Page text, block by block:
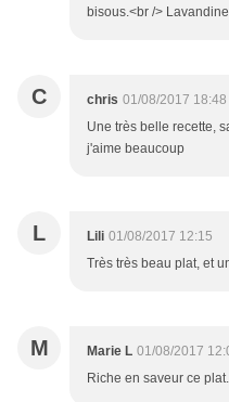
bisous.<br /> Lavandine
C chris 01/08/2017 18:48
Une très belle recette,
j'aime beaucoup
L Lili 01/08/2017 12:15
Très très beau plat, et
M Marie L 01/08/2017
Riche en saveur ce